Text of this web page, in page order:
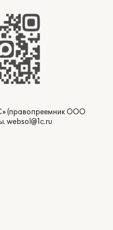
(правопреемник ООО
websol@1c.ru